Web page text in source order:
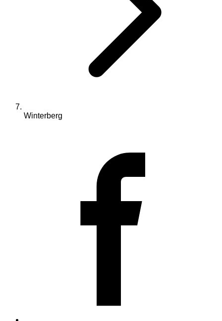
Winterberg